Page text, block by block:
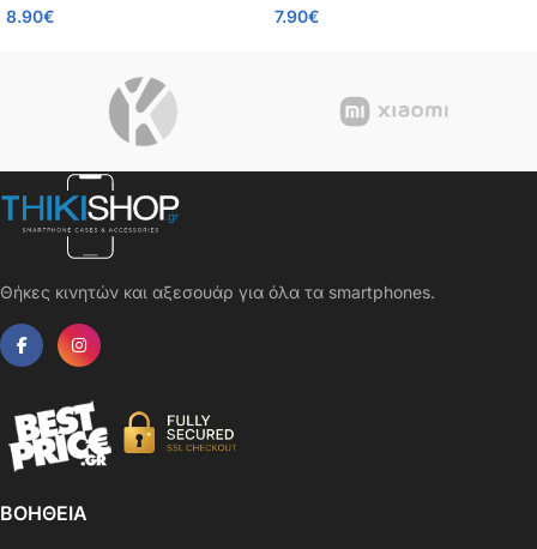
Κάλυψη 100%, OEM, 0.26mm
8.90€
7.90€
Θήκες κινητών και αξεσουάρ για όλα τα smartphones.
ΒΟΗΘΕΙΑ